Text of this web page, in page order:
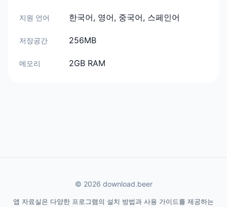
지원 언어 한국어, 영어, 중국어, 스페인어
저장공간 256MB
메모리 2GB RAM
© 2026 download.beer
앱 자료실은 다양한 프로그램의 설치 방법과 사용 가이드를 제공하는